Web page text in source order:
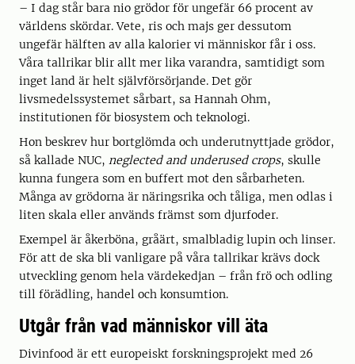
– I dag står bara nio grödor för ungefär 66 procent av
världens skördar. Vete, ris och majs ger dessutom
ungefär hälften av alla kalorier vi människor får i oss.
Våra tallrikar blir allt mer lika varandra, samtidigt som
inget land är helt självförsörjande. Det gör
livsmedelssystemet sårbart, sa Hannah Ohm,
institutionen för biosystem och teknologi.
Hon beskrev hur bortglömda och underutnyttjade grödor,
så kallade NUC, neglected and underused crops, skulle
kunna fungera som en buffert mot den sårbarheten.
Många av grödorna är näringsrika och tåliga, men odlas i
liten skala eller används främst som djurfoder.
Exempel är åkerböna, gråärt, smalbladig lupin och linser.
För att de ska bli vanligare på våra tallrikar krävs dock
utveckling genom hela värdekedjan – från frö och odling
till förädling, handel och konsumtion.
Utgår från vad människor vill äta
Divinfood är ett europeiskt forskningsprojekt med 26